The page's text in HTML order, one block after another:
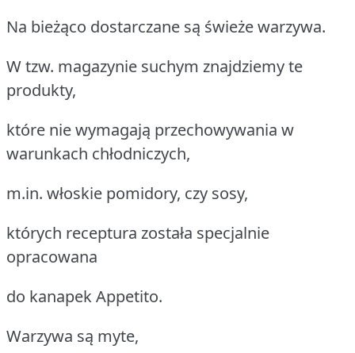
Na bieżąco dostarczane są świeże warzywa.
W tzw. magazynie suchym znajdziemy te
produkty,
które nie wymagają przechowywania w
warunkach chłodniczych,
m.in. włoskie pomidory, czy sosy,
których receptura została specjalnie
opracowana
do kanapek Appetito.
Warzywa są myte,